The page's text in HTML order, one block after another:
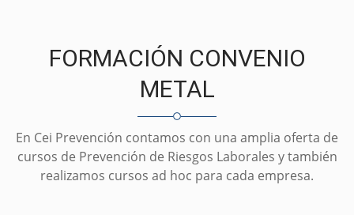
FORMACIÓN CONVENIO
METAL
En Cei Prevención contamos con una amplia oferta de
cursos de Prevención de Riesgos Laborales y también
realizamos cursos ad hoc para cada empresa.